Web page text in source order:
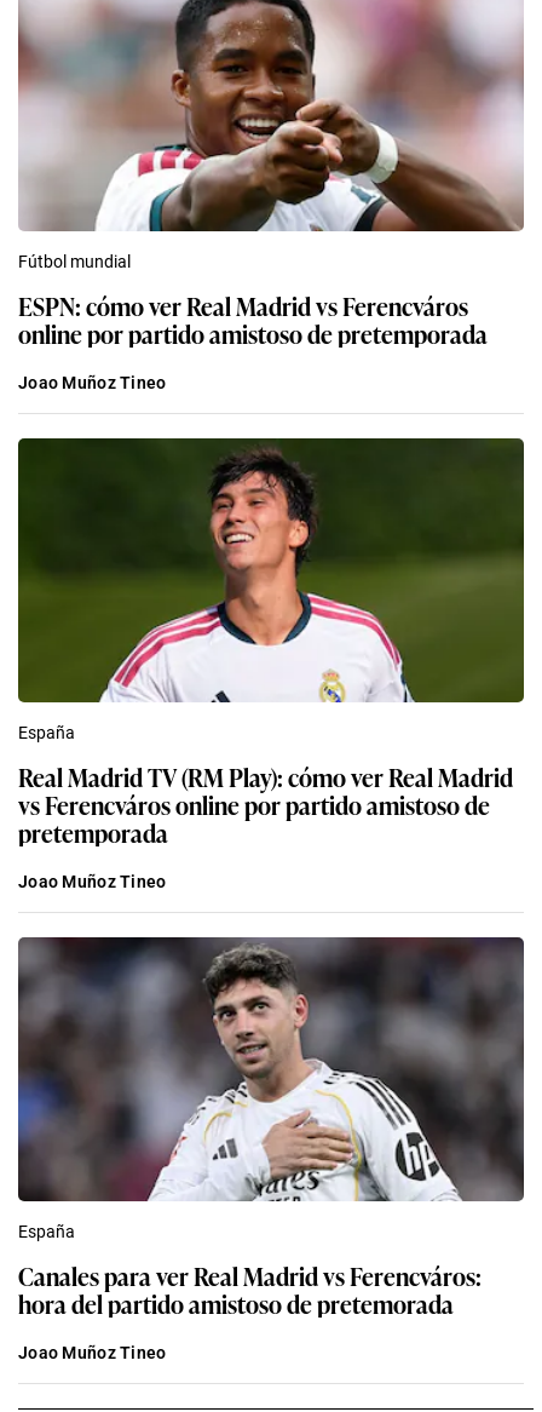
Fútbol mundial
ESPN: cómo ver Real Madrid vs Ferencváros
online por partido amistoso de pretemporada
Joao Muñoz Tineo
España
Real Madrid TV (RM Play): cómo ver Real Madrid
vs Ferencváros online por partido amistoso de
pretemporada
Joao Muñoz Tineo
España
Canales para ver Real Madrid vs Ferencváros:
hora del partido amistoso de pretemorada
Joao Muñoz Tineo